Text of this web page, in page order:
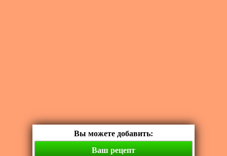
Вы можете добавить:
Ваш рецепт